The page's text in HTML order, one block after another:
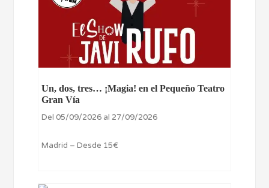
Un, dos, tres… ¡Magia! en el Pequeño Teatro
Gran Vía
Del 05/09/2026 al 27/09/2026
Madrid – Desde 15€